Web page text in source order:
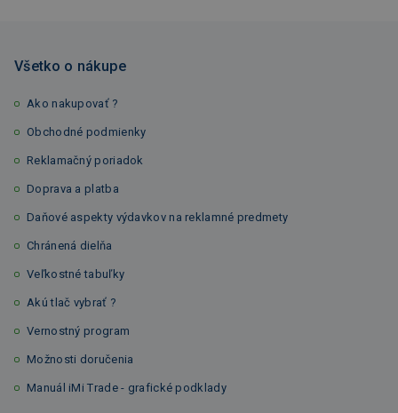
Všetko o nákupe
Ako nakupovať ?
Obchodné podmienky
Reklamačný poriadok
Doprava a platba
Daňové aspekty výdavkov na reklamné predmety
Chránená dielňa
Veľkostné tabuľky
Akú tlač vybrať ?
Vernostný program
Možnosti doručenia
Manuál iMi Trade - grafické podklady